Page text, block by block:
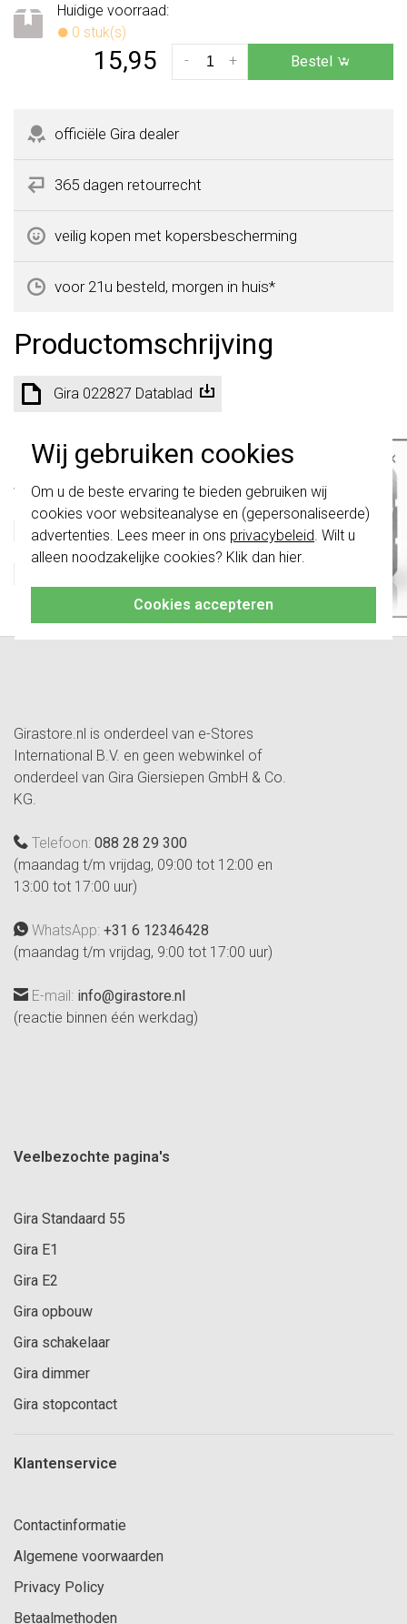
Wij gebruiken cookies
Om u de beste ervaring te bieden gebruiken wij
cookies voor websiteanalyse en (gepersonaliseerde)
advertenties. Lees meer in ons privacybeleid . Wilt u
alleen noodzakelijke cookies? Klik dan hier
Cookies accepteren
Huidige voorraad:
0 stuk(s)
15,95 +
- Bestel
officiële Gira dealer
365 dagen retourrecht
veilig kopen met kopersbescherming
voor 21u besteld, morgen in huis*
Productomschrijving
Gira 022827 Datablad
Technische specificaties
Specificatie
Waarde
Kleur
Wit
Halogeenvrij
Nee
RAL-nummer (vergelijkbaar)
9010
Geschikt als centraalplaat
Girastore.nl is onderdeel van e-Stores
International B.V. en geen webwinkel of
onderdeel van Gira Giersiepen GmbH & Co.
KG.
Telefoon: 088 28 29 300
(maandag t/m vrijdag, 09:00 tot 12:00 en
13:00 tot 17:00 uur)
WhatsApp: +31 6 12346428
(maandag t/m vrijdag, 9:00 tot 17:00 uur)
E-mail: info@girastore.nl
(reactie binnen één werkdag)
Veelbezochte pagina's
Gira Standaard 55
Gira E1
Gira E2
Gira opbouw
Gira schakelaar
Gira dimmer
Gira stopcontact
Klantenservice
Contactinformatie
Algemene voorwaarden
Privacy Policy
Betaalmethoden
×
schakelwippen zijn vernieuwd. Ze zijn
niette combineren met de schakelaars
van vóór augustus 2024.
Klik hiervoor meer informatie, zodat je